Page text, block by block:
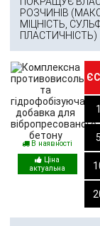
РОЗЧИНІВ
МІЦНІСТЬ,
ПЛАСТИЧНІСТЬ)
В наявності